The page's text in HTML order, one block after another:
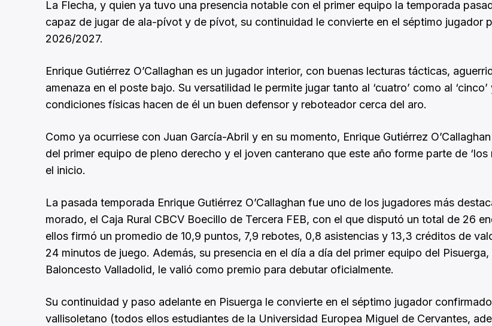
La Flecha, y quien ya tuvo una presencia notable con el primer equipo la temporada
capaz de jugar de ala-pívot y de pívot, su continuidad le convierte en el séptimo jugador
2026/2027.
Enrique Gutiérrez O’Callaghan es un jugador interior, con buenas lecturas tácticas,
amenaza en el poste bajo. Su versatilidad le permite jugar tanto al ‘cuatro’ como al ‘cinco’
condiciones físicas hacen de él un buen defensor y reboteador cerca del aro.
Como ya ocurriese con Juan García-Abril y en su momento, Enrique Gutiérrez
del primer equipo de pleno derecho y el joven canterano que este año forme parte de ‘los
el inicio.
La pasada temporada Enrique Gutiérrez O’Callaghan fue uno de los jugadores más
morado, el Caja Rural CBCV Boecillo de Tercera FEB, con el que disputó un total de 26
ellos firmó un promedio de 10,9 puntos, 7,9 rebotes, 0,8 asistencias y 13,3 créditos de
24 minutos de juego. Además, su presencia en el día a día del primer equipo del Pisuerga,
Baloncesto Valladolid, le valió como premio para debutar oficialmente.
Su continuidad y paso adelante en Pisuerga le convierte en el séptimo jugador
vallisoletano (todos ellos estudiantes de la Universidad Europea Miguel de Cervantes,